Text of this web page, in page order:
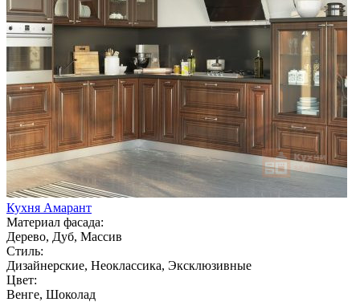
Кухня Амарант
Материал фасада:
Дерево, Дуб, Массив
Стиль:
Дизайнерские, Неоклассика, Эксклюзивные
Цвет:
Венге, Шоколад